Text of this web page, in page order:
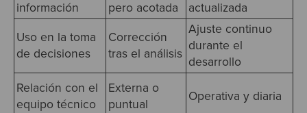
información
pero acotada
actualizada
Uso en la toma
de decisiones
Corrección
tras el análisis
Ajuste continuo
durante el
desarrollo
Relación con el
equipo técnico
Externa o
puntual
Operativa y diaria